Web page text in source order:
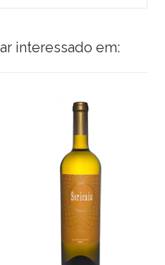
interessado em: